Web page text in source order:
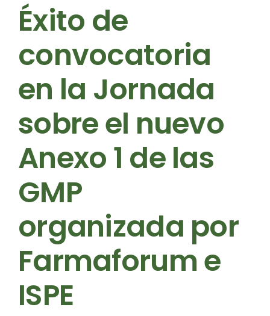
Éxito de
convocatoria
en la Jornada
sobre el nuevo
Anexo 1 de las
GMP
organizada por
Farmaforum e
ISPE